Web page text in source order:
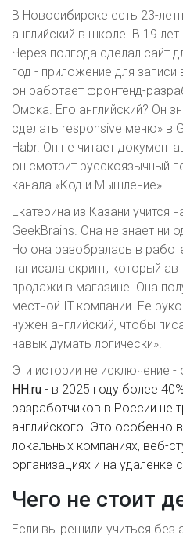
В Новосибирске есть 23-
английский в школе. В 19
Через полгода сделал сайт
год - приложение для
он работает фронтенд-
Омска. Его английский? Он
сделать responsive меню» в
Habr. Он не читает
он смотрит русскоязычный
канала «Код и Мышление».
Екатерина из Казани учится
GeekBrains. Она не знает ни
Но она разобралась в
написала скрипт, который
продажи в магазине. Она
местной IT-компании. Ее
нужен английский, чтобы
навык думать логически».
Эти истории не исключение
HH.ru - в 2025 году более
разработчиков в России не
английского. Это особенно
локальных компаниях, веб-
организациях и на удалёнке
Чего не стоит
Если вы решили учиться без